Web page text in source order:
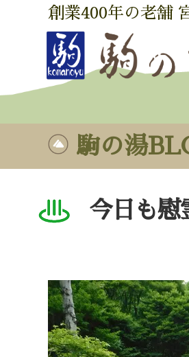
創業400年の老舗
駒の湯
今日も慰